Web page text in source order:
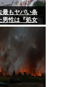
最もヤバい条
男性は『処女
ン…